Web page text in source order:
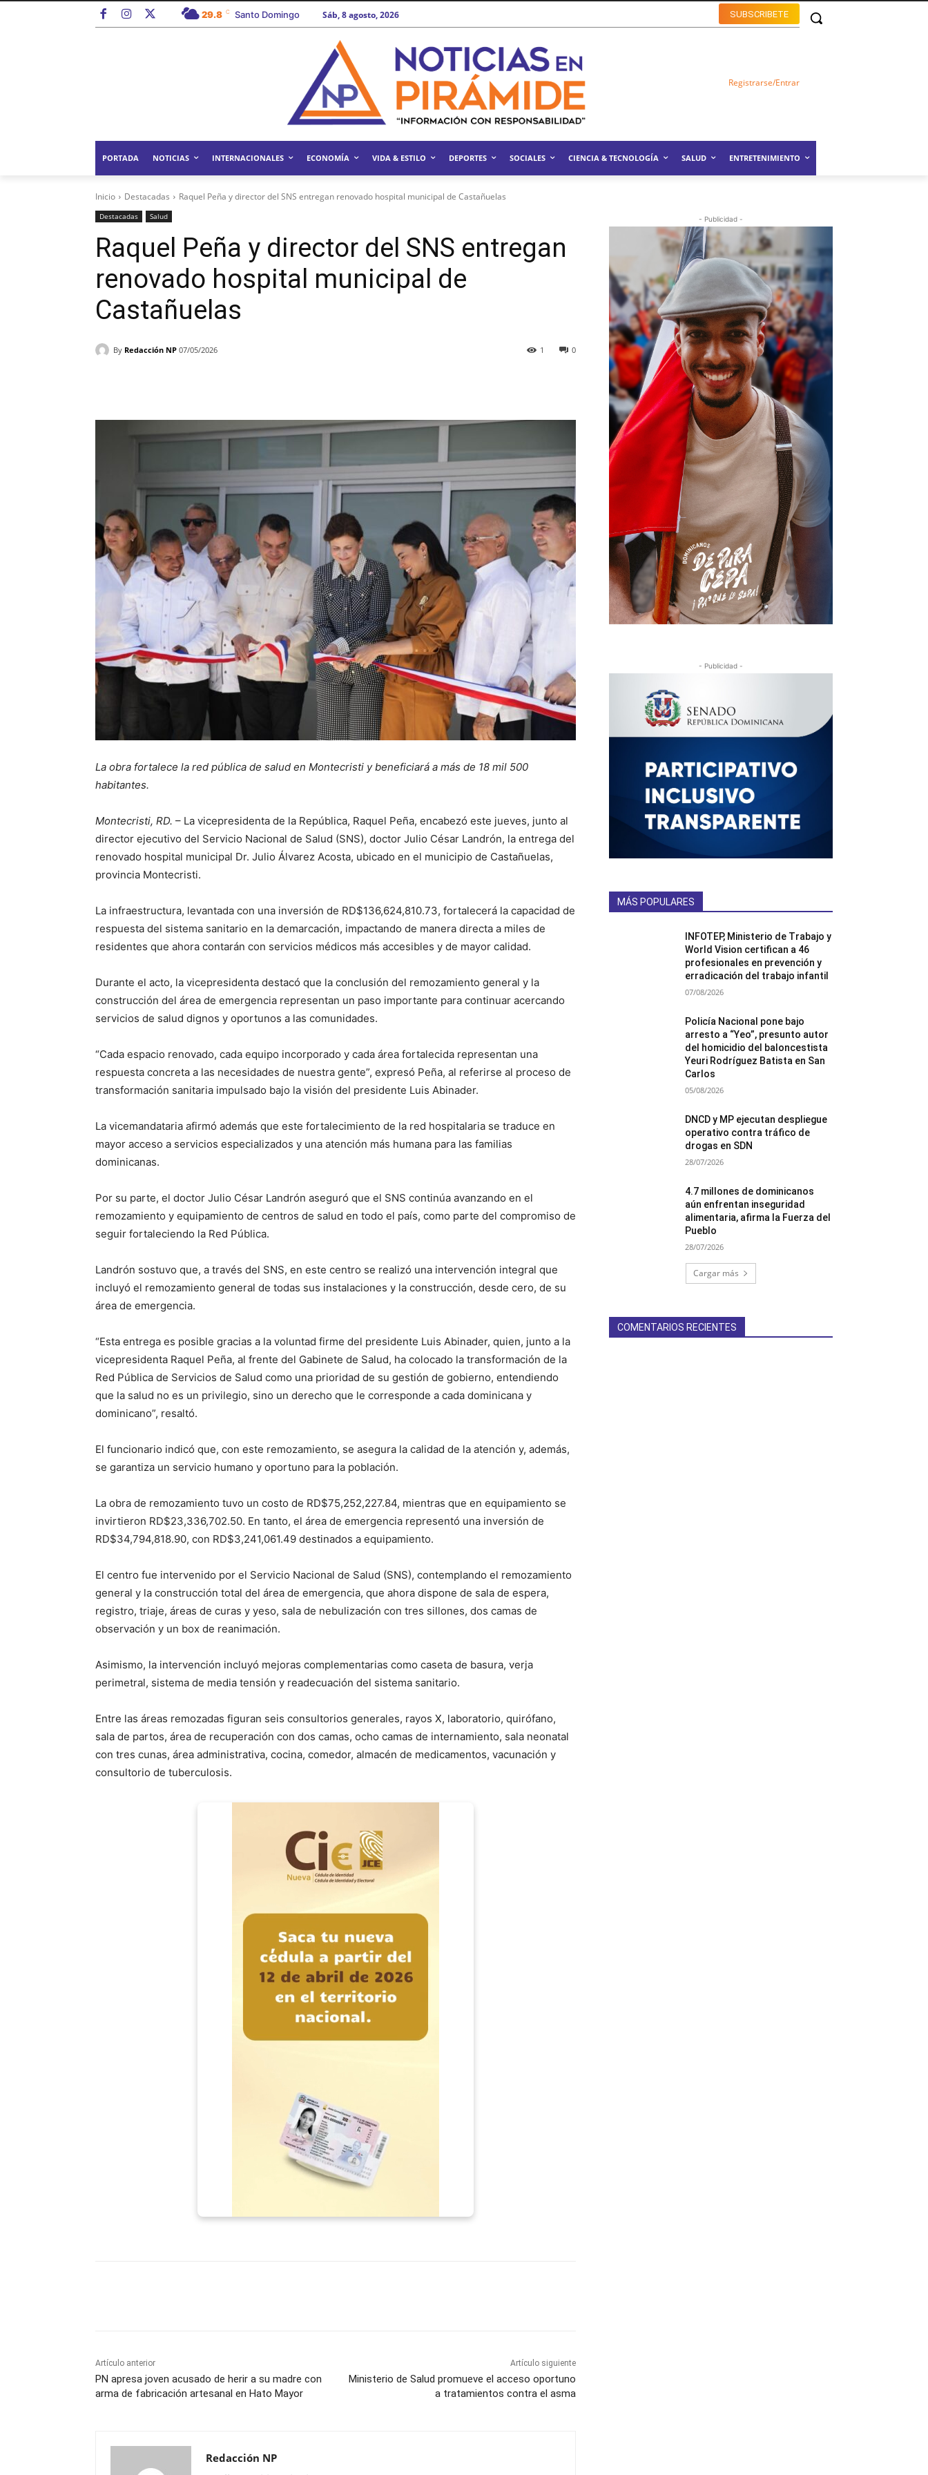
29.8 C Santo Domingo SUBSCRIBETE
Sáb, 8 agosto, 2026
Registrarse/Entrar
PORTADA NOTICIAS INTERNACIONALES ECONOMÍA VIDA & ESTILO DEPORTES SOCIALES CIENCIA & TECNOLOGÍA SALUD ENTRETENIMIENTO
Inicio Destacadas Raquel Peña y director del SNS entregan renovado hospital municipal de Castañuelas
Destacadas Salud
Raquel Peña y director del SNS entregan
renovado hospital municipal de
Castañuelas
By Redacción NP 07/05/2026 0
1
Pinterest Linkedin ReddIt
La obra fortalece la red pública de salud en Montecristi y beneficiará a más de 18 mil 500
habitantes.
Montecristi, RD. – La vicepresidenta de la República, Raquel Peña, encabezó este jueves, junto al
director ejecutivo del Servicio Nacional de Salud (SNS), doctor Julio César Landrón, la entrega del
renovado hospital municipal Dr. Julio Álvarez Acosta, ubicado en el municipio de Castañuelas,
provincia Montecristi.
La infraestructura, levantada con una inversión de RD$136,624,810.73, fortalecerá la capacidad de
respuesta del sistema sanitario en la demarcación, impactando de manera directa a miles de
residentes que ahora contarán con servicios médicos más accesibles y de mayor calidad.
Durante el acto, la vicepresidenta destacó que la conclusión del remozamiento general y la
construcción del área de emergencia representan un paso importante para continuar acercando
servicios de salud dignos y oportunos a las comunidades.
“Cada espacio renovado, cada equipo incorporado y cada área fortalecida representan una
respuesta concreta a las necesidades de nuestra gente”, expresó Peña, al referirse al proceso de
transformación sanitaria impulsado bajo la visión del presidente Luis Abinader.
La vicemandataria afirmó además que este fortalecimiento de la red hospitalaria se traduce en
mayor acceso a servicios especializados y una atención más humana para las familias
dominicanas.
Por su parte, el doctor Julio César Landrón aseguró que el SNS continúa avanzando en el
remozamiento y equipamiento de centros de salud en todo el país, como parte del compromiso de
seguir fortaleciendo la Red Pública.
Landrón sostuvo que, a través del SNS, en este centro se realizó una intervención integral que
incluyó el remozamiento general de todas sus instalaciones y la construcción, desde cero, de su
área de emergencia.
“Esta entrega es posible gracias a la voluntad firme del presidente Luis Abinader, quien, junto a la
vicepresidenta Raquel Peña, al frente del Gabinete de Salud, ha colocado la transformación de la
Red Pública de Servicios de Salud como una prioridad de su gestión de gobierno, entendiendo
que la salud no es un privilegio, sino un derecho que le corresponde a cada dominicana y
dominicano”, resaltó.
El funcionario indicó que, con este remozamiento, se asegura la calidad de la atención y, además,
se garantiza un servicio humano y oportuno para la población.
La obra de remozamiento tuvo un costo de RD$75,252,227.84, mientras que en equipamiento se
invirtieron RD$23,336,702.50. En tanto, el área de emergencia representó una inversión de
RD$34,794,818.90, con RD$3,241,061.49 destinados a equipamiento.
El centro fue intervenido por el Servicio Nacional de Salud (SNS), contemplando el remozamiento
general y la construcción total del área de emergencia, que ahora dispone de sala de espera,
registro, triaje, áreas de curas y yeso, sala de nebulización con tres sillones, dos camas de
observación y un box de reanimación.
Asimismo, la intervención incluyó mejoras complementarias como caseta de basura, verja
perimetral, sistema de media tensión y readecuación del sistema sanitario.
Entre las áreas remozadas figuran seis consultorios generales, rayos X, laboratorio, quirófano,
sala de partos, área de recuperación con dos camas, ocho camas de internamiento, sala neonatal
con tres cunas, área administrativa, cocina, comedor, almacén de medicamentos, vacunación y
consultorio de tuberculosis.
Artículo anterior
PN apresa joven acusado de herir a su madre con
arma de fabricación artesanal en Hato Mayor
Artículo siguiente
Ministerio de Salud promueve el acceso oportuno
a tratamientos contra el asma
Redacción NP
- Publicidad -
- Publicidad -
MÁS POPULARES
INFOTEP, Ministerio de Trabajo y
World Vision certifican a 46
profesionales en prevención y
erradicación del trabajo infantil
07/08/2026
Policía Nacional pone bajo
arresto a “Yeo”, presunto autor
del homicidio del baloncestista
Yeuri Rodríguez Batista en San
Carlos
05/08/2026
DNCD y MP ejecutan despliegue
operativo contra tráfico de
drogas en SDN
28/07/2026
4.7 millones de dominicanos
aún enfrentan inseguridad
alimentaria, afirma la Fuerza del
Pueblo
28/07/2026
Cargar más
COMENTARIOS RECIENTES